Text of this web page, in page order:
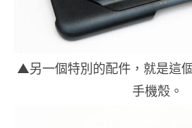
▲另一個特別的配件，就是這
手機殼。